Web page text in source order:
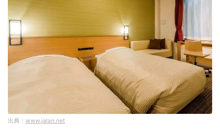
www.jalan.net